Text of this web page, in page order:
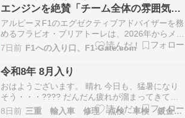
エンジンを絶賛「チーム全体の雰囲気が
一変」
アルピーヌF1のエグゼクティブアドバイザーを務
めるフラビオ・ブリアトーレは、2026年からメル
セデス製パワーユニット（PU）へ切り替えたこ
とで、チーム全体の雰囲気が「完全に変わった」
と語った。 2025年までワークス体制だったルノ
ーPUでは性能不足に苦しみ、チーム内でも将来
への不…
7日前 F1への入り口、F1-Gate.com
令和8年 8月入り
おはようございます。 晴れ 今日も、猛暑になり
そう・・・???? だんだん疲れが溜まってきてる
感じ・・・歳には勝てませんね 本日は、メルセデ
8日前 三重 輸入車 修理 点検 車検 鈑金 コーディング